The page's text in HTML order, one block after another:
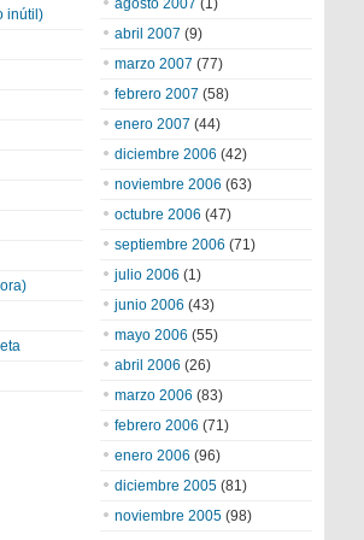
agosto 2007 (1)
abril 2007 (9)
marzo 2007 (77)
febrero 2007 (58)
enero 2007 (44)
diciembre 2006 (42)
noviembre 2006 (63)
octubre 2006 (47)
septiembre 2006 (71)
julio 2006 (1)
junio 2006 (43)
mayo 2006 (55)
abril 2006 (26)
marzo 2006 (83)
febrero 2006 (71)
enero 2006 (96)
diciembre 2005 (81)
noviembre 2005 (98)
inútil)